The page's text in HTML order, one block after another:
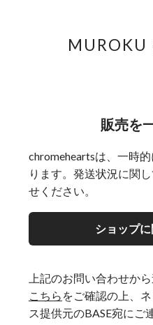
販売を
chromeheartsは、一時
ります。発送状況に関
せください。
ショップ
上記のお問い合わせか
こちら をご確認の上、
ス提供元のBASE宛にご